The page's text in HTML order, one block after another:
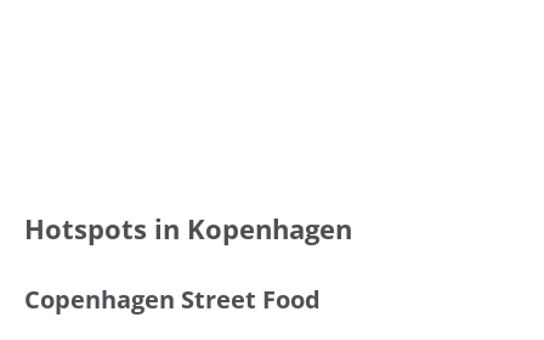
Hotspots in Kopenhagen
Copenhagen Street Food